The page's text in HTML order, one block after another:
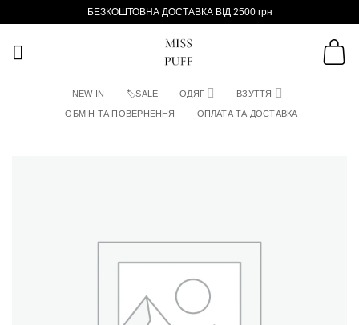
БЕЗКОШТОВНА ДОСТАВКА ВІД 2500 грн
NEW IN 🏷SALE ОДЯГ ВЗУТТЯ
ОБМІН ТА ПОВЕРНЕННЯ ОПЛАТА ТА ДОСТАВКА